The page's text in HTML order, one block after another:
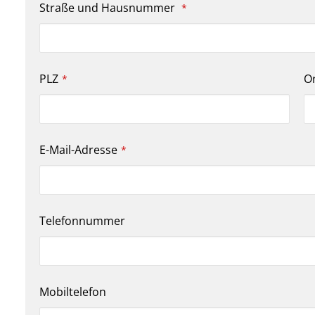
Straße und Hausnummer *
PLZ *
E-Mail-Adresse *
Telefonnummer
Mobiltelefon